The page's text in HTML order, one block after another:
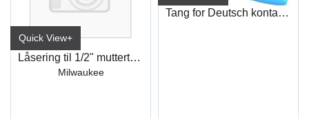
Quick View+
Låsering til 1/2" muttertrekker
Milwaukee
Tang for Deutsch kontakt kabelsko